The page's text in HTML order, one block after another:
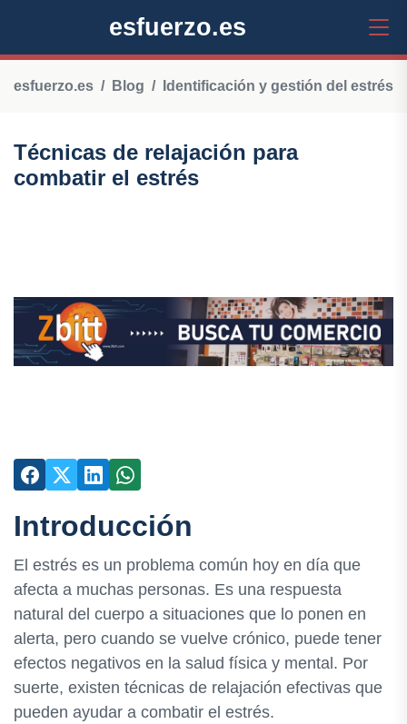
esfuerzo.es
esfuerzo.es Blog Identificación y gestión del estrés
Técnicas de relajación para
combatir el estrés
Introducción
El estrés es un problema común hoy en día que
afecta a muchas personas. Es una respuesta
natural del cuerpo a situaciones que lo ponen en
alerta, pero cuando se vuelve crónico, puede tener
efectos negativos en la salud física y mental. Por
suerte, existen técnicas de relajación efectivas que
pueden ayudar a combatir el estrés.